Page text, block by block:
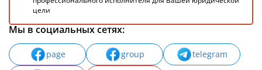
цели
Мы в социальных сетях:
page group
telegram